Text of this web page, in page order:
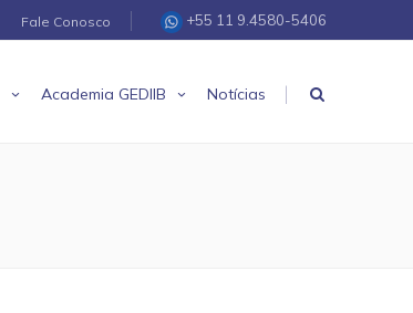
+55 11 9.4580-5406
Fale Conosco
Academia GEDIIB Notícias |